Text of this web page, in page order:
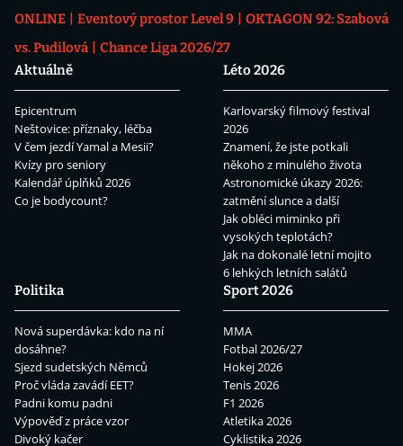
ONLINE
Eventový prostor Level 9
OKTAGON 92: Szabová
vs. Pudilová
Chance Liga 2026/27
Aktuálně
Epicentrum
Neštovice: příznaky, léčba
V čem jezdí Yamal a Mesii?
Kvízy pro seniory
Kalendář úplňků 2026
Co je bodycount?
Léto 2026
Karlovarský filmový festival
2026
Znamení, že jste potkali
někoho z minulého života
Astronomické úkazy 2026:
zatmění slunce a další
Jak obléci miminko při
vysokých teplotách?
Jak na dokonalé letní mojito
6 lehkých letních salátů
Politika
Nová superdávka: kdo na ní
dosáhne?
Sjezd sudetských Němců
Proč vláda zavádí EET?
Padni komu padni
Výpověď z práce vzor
Divoký kačer
Sport 2026
MMA
Fotbal 2026/27
Hokej 2026
Tenis 2026
F1 2026
Atletika 2026
Cyklistika 2026